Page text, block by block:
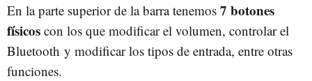
En la parte superior de la barra tenemos 7 botones
físicos con los que modificar el volumen, controlar el
Bluetooth y modificar los tipos de entrada, entre otras
funciones.